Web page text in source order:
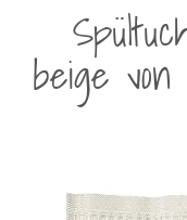
beige